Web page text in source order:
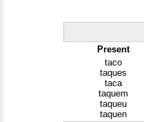
Present
taco
taques
taca
taquem
taqueu
taquen